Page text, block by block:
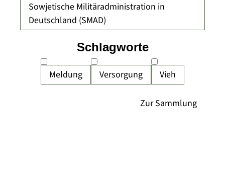
Sowjetische Militäradministration in
Deutschland (SMAD)
Meldung Versorgung Vieh
Schlagworte